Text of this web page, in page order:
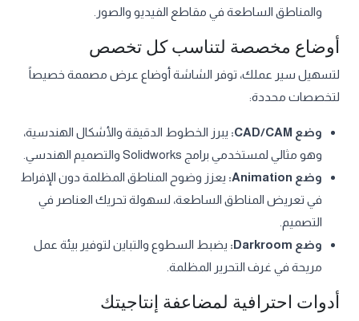
والمناطق الساطعة في مقاطع الفيديو والصور.
أوضاع مخصصة لتناسب كل تخصص
لتسهيل سير عملك، توفر الشاشة أوضاع عرض مصممة خصيصاً
لتخصصات محددة:
وضع CAD/CAM:
يبرز الخطوط الدقيقة والأشكال الهندسية،
وهو مثالي لمستخدمي برامج Solidworks والتصميم الهندسي.
وضع Animation:
يعزز وضوح المناطق المظلمة دون الإفراط
في تعريض المناطق الساطعة، لسهولة تحريك العناصر في
التصميم.
وضع Darkroom:
يضبط السطوع والتباين لتوفير بيئة عمل
مريحة في غرف التحرير المظلمة.
أدوات احترافية لمضاعفة إنتاجيتك